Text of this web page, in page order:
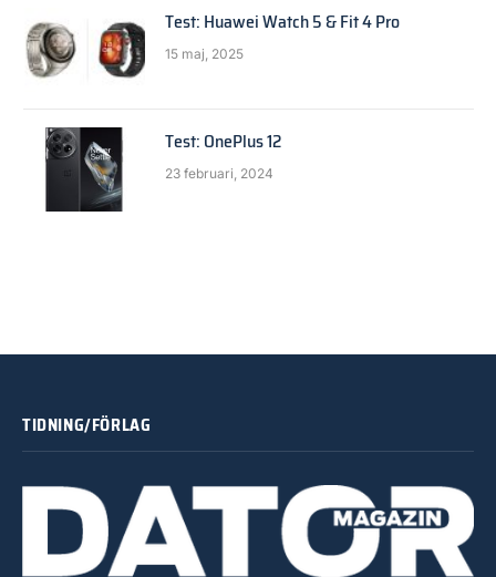
Test: Huawei Watch 5 & Fit 4 Pro
15 maj, 2025
Test: OnePlus 12
23 februari, 2024
TIDNING/FÖRLAG